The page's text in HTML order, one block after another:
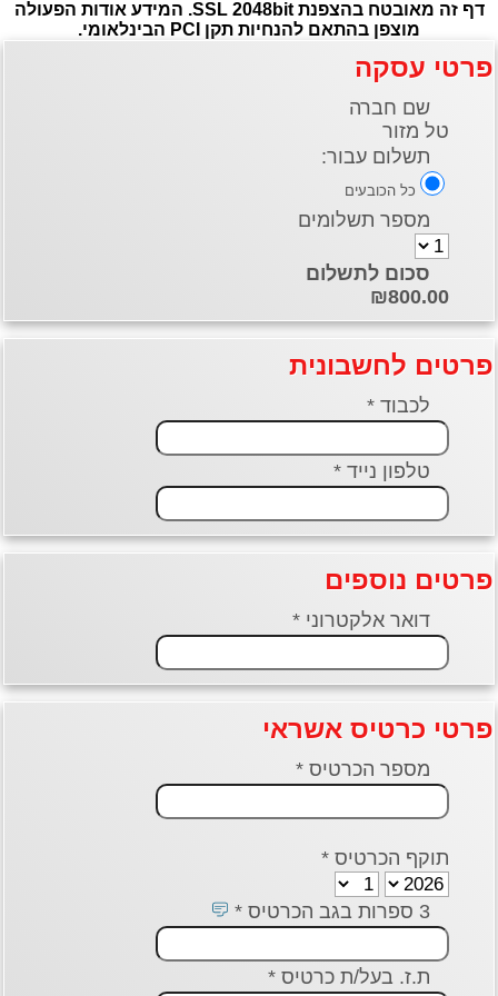
דף זה מאובטח בהצפנת SSL 2048bit. המידע אודות הפעולה
מוצפן בהתאם להנחיות תקן PCI הבינלאומי.
פרטי עסקה
טל מזור
כל הכובעים
מספר תשלומים
₪800.00
פרטים לחשבונית
לכבוד *
טלפון נייד *
פרטים נוספים
דואר אלקטרוני *
פרטי כרטיס אשראי
מספר הכרטיס *
תוקף הכרטיס *
3 ספרות בגב הכרטיס *
ת.ז. בעל/ת כרטיס *